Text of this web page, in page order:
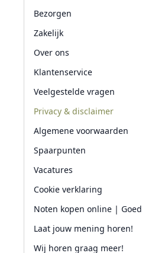
Bezorgen
Zakelijk
Over ons
Klantenservice
Veelgestelde vragen
Privacy & disclaimer
Algemene voorwaarden
Spaarpunten
Vacatures
Cookie verklaring
Noten kopen online |
Laat jouw mening horen!
Wij horen graag meer!